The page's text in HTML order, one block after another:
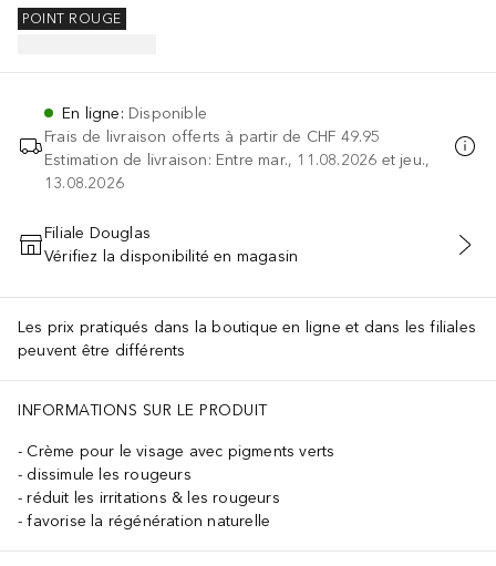
POINT ROUGE
En ligne: Disponible
Frais de livraison offerts à partir de CHF 49.95
Estimation de livraison: Entre mar., 11.08.2026 et jeu.,
13.08.2026
AJOUTER AU PANIER
Filiale Douglas
Vérifiez la disponibilité en magasin
Les prix pratiqués dans la boutique en ligne et dans les filiales
peuvent être différents
INFORMATIONS SUR LE PRODUIT
Crème pour le visage avec pigments verts
dissimule les rougeurs
réduit les irritations & les rougeurs
favorise la régénération naturelle